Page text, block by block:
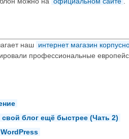
наш интернет магазин
профессиональные
блог ещё быстрее (Чать 2)